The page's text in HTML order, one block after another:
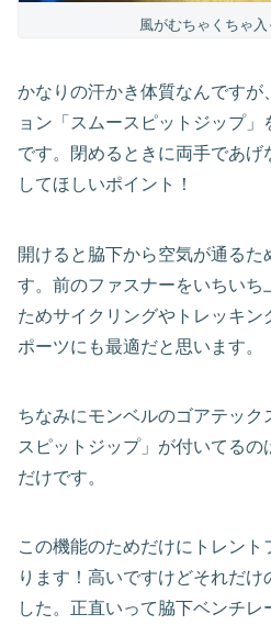
風がむちゃくちゃ入
かなりの汗かき体質なんですが
ョン「スムースピットジップ
です。閉めるときに両手であげ
してほしいポイント！
開けると脇下から空気が通るた
す。前のファスナーをいちいち
ためサイクリングやトレッキン
ポーツにも最適だと思います。
ちなみにモンベルのゴアテッ
スピットジップ」が付いてる
だけです。
この機能のためだけにトレン
ります！高いですけどそれだけ
した。正直いって脇下ベンチレ